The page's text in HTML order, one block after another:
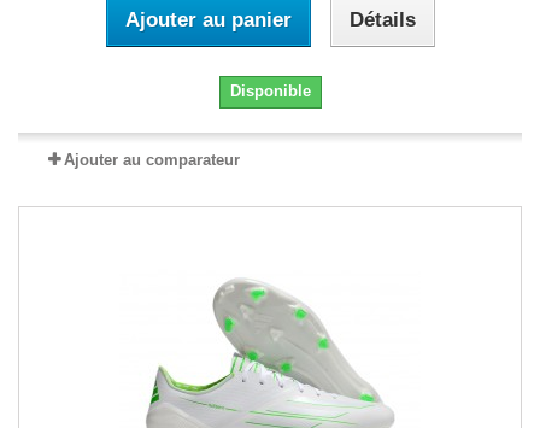
Ajouter au panier Détails
Disponible
Ajouter au comparateur